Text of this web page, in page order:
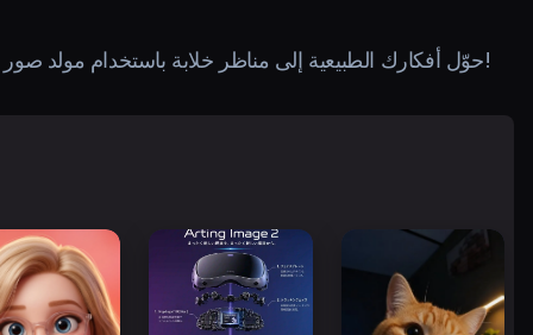
حوّل أفكارك الطبيعية إلى مناظر خلابة باستخدام مولد صور المناظر الطبيعية بالذكاء الاصطناعي المجاني لدينا. استمتع بجمال الإبداع الفني!